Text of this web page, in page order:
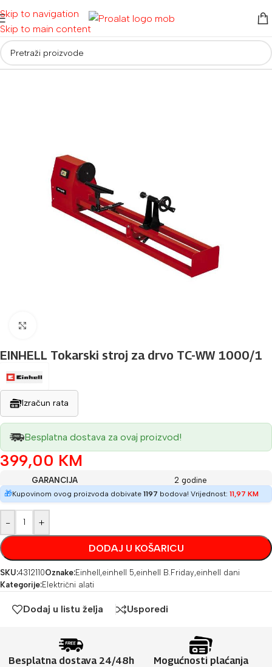
Skip to navigation
Skip to main content
Početna/ Električni alati
EINHELL Tokarski stroj za drvo TC-WW 1000/1
Izračun rata
Besplatna dostava za ovaj proizvod!
399,00 KM
GARANCIJA
2 godine
🎁Kupovinom ovog proizvoda dobivate 1197 bodova! Vrijednost: 11,97 KM
- +
DODAJ U KOŠARICU
SKU:4312110Oznake:Einhell ,einhell 5,einhell B.Friday,einhell dani
Kategorije:Električni alati
Dodaj u listu želja Usporedi
Besplatna dostava 24/48h Mogućnosti plaćanja